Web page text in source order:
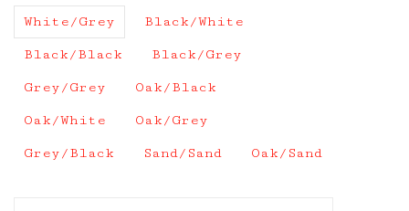
White/Grey Black/White
Black/Black Black/Grey
Grey/Grey Oak/Black
Oak/White Oak/Grey
Grey/Black Sand/Sand Oak/Sand